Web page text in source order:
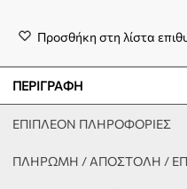
Προσθήκη στη λίστα
ΠΕΡΙΓΡΑΦΉ
ΕΠΙΠΛΈΟΝ ΠΛΗΡΟΦΟΡΊΕΣ
ΠΛΗΡΩΜΗ / ΑΠΟΣΤΟΛΗ /